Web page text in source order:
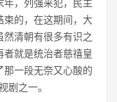
，列强来犯，民主
束的，在这期间，大
清朝有很多有识之
就是统治者慈禧皇
那一段无奈又心酸的
剧之一。